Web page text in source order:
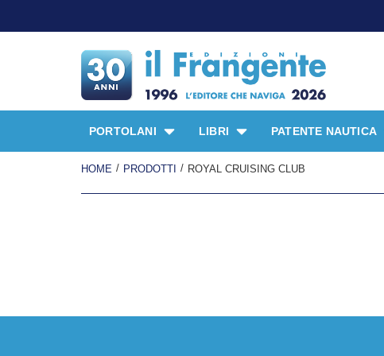
PORTOLANI LIBRI PATENTE NAUTICA
HOME / PRODOTTI / ROYAL CRUISING CLUB